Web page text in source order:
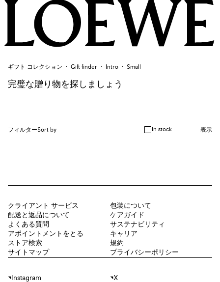
ギフト コレクション Gift finder Intro Small
完璧な贈り物を探しましょう
フィルターSort by In stock 表示
クライアント サービス
配送と返品について
よくある質問
アポイントメントをとる
ストア検索
サイトマップ
包装について
ケアガイド
サステナビリティ
キャリア
規約
プライバシーポリシー
Instagram
X